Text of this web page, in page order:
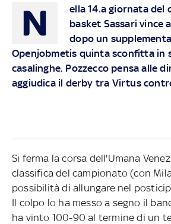
N
ella 14.a giornata del
basket Sassari vince
dopo un
Openjobmetis quinta sconfitta in
casalinghe. Pozzecco pensa alle
aggiudica il derby tra Virtus
Si ferma la corsa dell'Umana
classifica del campionato (con
possibilità di allungare nel
Il colpo lo ha messo a segno il
ha vinto 100-90 al termine di un